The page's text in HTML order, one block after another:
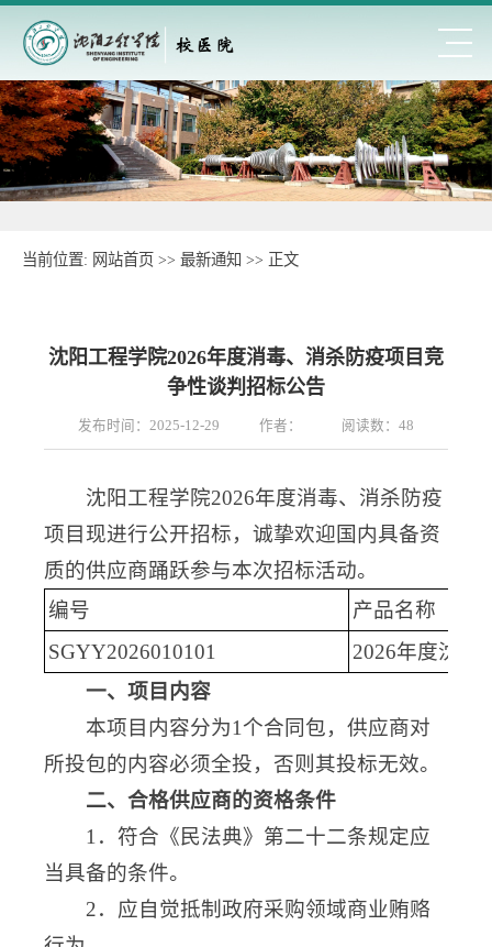
当前位置: 网站首页 >> 最新通知 >> 正文
沈阳工程学院2026年度消毒、消杀防疫项目竞
争性谈判招标公告
发布时间：2025-12-29 作者： 阅读数： 48
沈阳工程学院2026年度消毒、消杀防疫
项目现进行公开招标，诚挚欢迎国内具备资
质的供应商踊跃参与本次招标活动。
编号
产品名称
SGYY2026010101
2026年度沈阳
一、项目内容
本项目内容分为1个合同包，供应商对
所投包的内容必须全投，否则其投标无效。
二、合格供应商的资格条件
1．符合《民法典》第二十二条规定应
当具备的条件。
2．应自觉抵制政府采购领域商业贿赂